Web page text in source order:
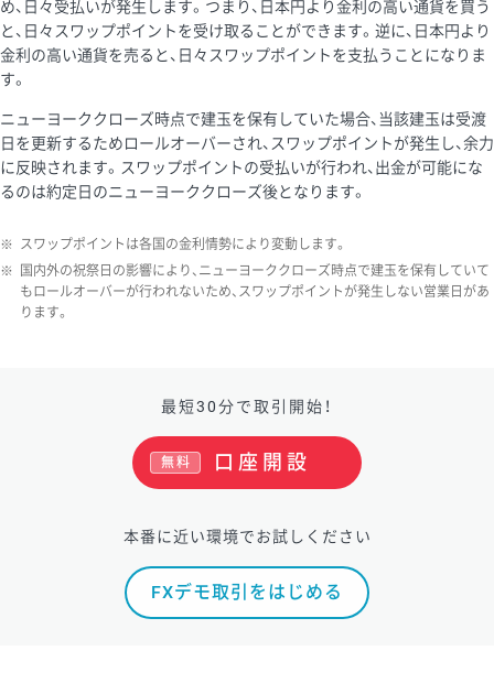
め、日々受払いが発生します。つまり、日本円より金利の高い通貨を買う
と、日々スワップポイントを受け取ることができます。逆に、日本円より
金利の高い通貨を売ると、日々スワップポイントを支払うことになりま
す。
ニューヨーククローズ時点で建玉を保有していた場合、当該建玉は受渡
日を更新するためロールオーバーされ、スワップポイントが発生し、余力
に反映されます。スワップポイントの受払いが行われ、出金が可能にな
るのは約定日のニューヨーククローズ後となります。
※ スワップポイントは各国の金利情勢により変動します。
※
国内外の祝祭日の影響により、ニューヨーククローズ時点で建玉を保有していて
もロールオーバーが行われないため、スワップポイントが発生しない営業日があ
ります。
最短30分で取引開始！
口座開設
無料
本番に近い環境でお試しください
FXデモ取引をはじめる